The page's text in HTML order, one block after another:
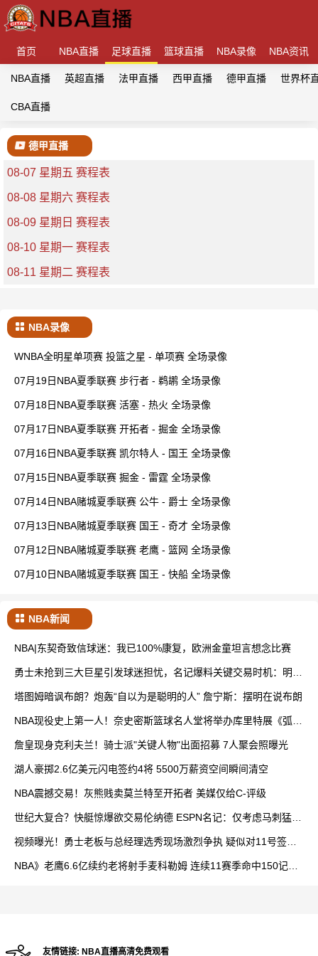
首页 NBA直播 足球直播 篮球直播 NBA录像 NBA资讯
NBA直播 英超直播 法甲直播 西甲直播 德甲直播 世界杯
CBA直播
德甲直播
08-07 星期五 赛程表
08-08 星期六 赛程表
08-09 星期日 赛程表
08-10 星期一 赛程表
08-11 星期二 赛程表
NBA录像
WNBA全明星单项赛 投篮之星 - 单项赛 全场录像
07月19日NBA夏季联赛 步行者 - 鹈鹕 全场录像
07月18日NBA夏季联赛 活塞 - 热火 全场录像
07月17日NBA夏季联赛 开拓者 - 掘金 全场录像
07月16日NBA夏季联赛 凯尔特人 - 国王 全场录像
07月15日NBA夏季联赛 掘金 - 雷霆 全场录像
07月14日NBA赌城夏季联赛 公牛 - 爵士 全场录像
07月13日NBA赌城夏季联赛 国王 - 奇才 全场录像
07月12日NBA赌城夏季联赛 老鹰 - 篮网 全场录像
07月10日NBA赌城夏季联赛 国王 - 快船 全场录像
NBA新闻
NBA|东契奇致信球迷：我已100%康复，欧洲金童坦言想念比赛
勇士未抢到三大巨星引发球迷担忧，名记爆料关键交易时机：明年
塔图姆暗讽布朗？炮轰“自以为是聪明的人” 詹宁斯：摆明在说布朗
NBA现役史上第一人！奈史密斯篮球名人堂将举办库里特展《弧光
詹皇现身克利夫兰！骑士派"关键人物"出面招募 7人聚会照曝光
湖人豪掷2.6亿美元闪电签约4将 5500万薪资空间瞬间清空
NBA震撼交易！灰熊贱卖莫兰特至开拓者 美媒仅给C-评级
世纪大复合？快艇惊爆欲交易伦纳德 ESPN名记：仅考虑马刺猛龙
视频曝光！勇士老板与总经理选秀现场激烈争执 疑似对11号签人
NBA》老鹰6.6亿续约老将射手麦科勒姆 连续11赛季命中150记三
友情链接: NBA直播高清免费观看